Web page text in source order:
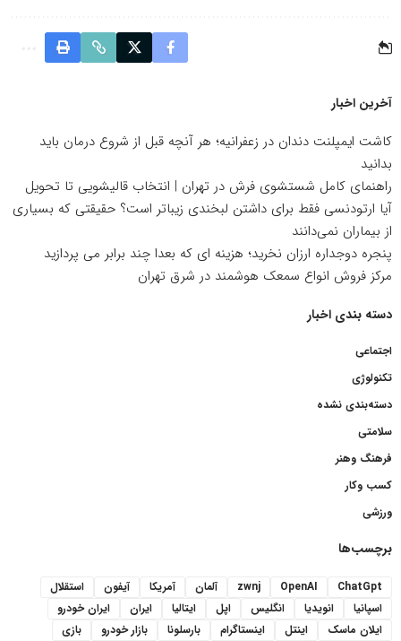
آخرین اخبار
کاشت ایمپلنت دندان در زعفرانیه؛ هر آنچه قبل از شروع درمان باید
بدانید
راهنمای کامل شستشوی فرش در تهران | انتخاب قالیشویی تا تحویل
آیا ارتودنسی فقط برای داشتن لبخندی زیباتر است؟ حقیقتی که بسیاری
از بیماران نمی‌دانند
پنجره دوجداره ارزان نخرید؛ هزینه ای که بعدا چند برابر می پردازید
مرکز فروش انواع سمعک هوشمند در شرق تهران
دسته بندی اخبار
اجتماعی
تکنولوژی
دسته‌بندی نشده
سلامتی
فرهنگ وهنر
کسب وکار
ورزشی
برچسب‌ها
ChatGpt
OpenAI
zwnj آلمان آمریکا آیفون
استقلال
اسپانیا
انویدیا انگلیس اپل ایتالیا ایران
ایران خودرو
ایلان ماسک
اینتل اینستاگرام بارسلونا بازار خودرو
بازی